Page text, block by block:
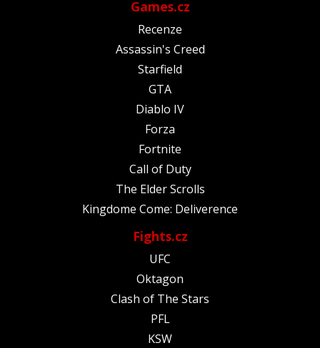
Games.cz
Recenze
Assassin's Creed
Starfield
GTA
Diablo IV
Forza
Fortnite
Call of Duty
The Elder Scrolls
Kingdome Come: Deliverence
Fights.cz
UFC
Oktagon
Clash of The Stars
PFL
KSW